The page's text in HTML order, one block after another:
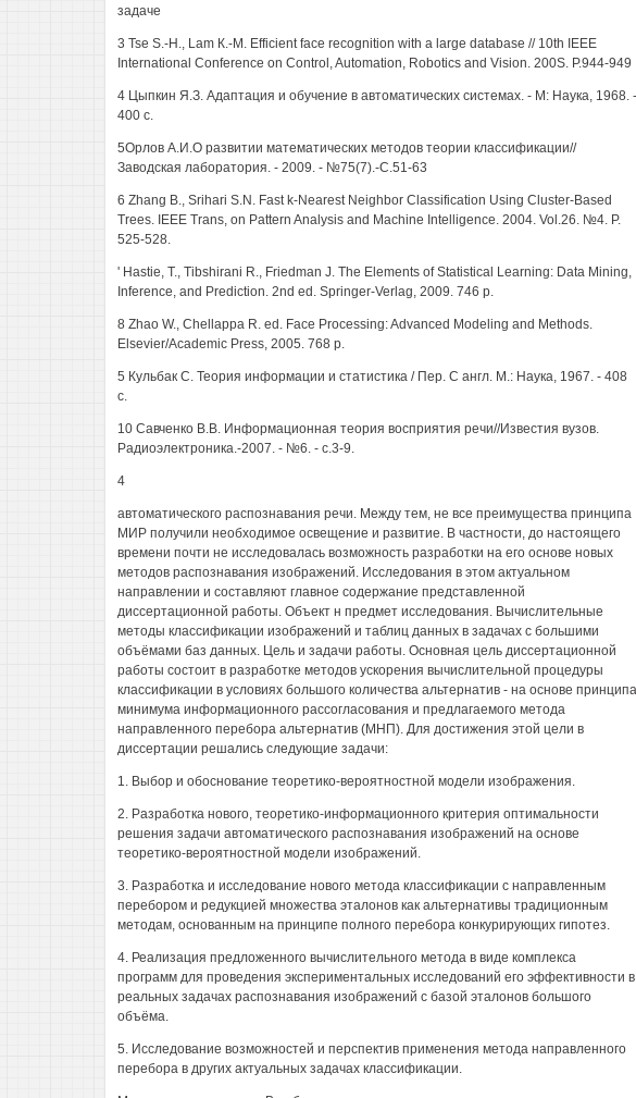
задаче
3 Tse S.-H., Lam К.-М. Efficient face recognition with a large database // 10th IEEE
International Conference on Control, Automation, Robotics and Vision. 200S. P.944-949
4 Цыпкин Я.З. Адаптация и обучение в автоматических системах. - М: Наука, 1968. -
400 с.
5Орлов А.И.О развитии математических методов теории классификации//
Заводская лаборатория. - 2009. - №75(7).-С.51-63
6 Zhang В., Srihari S.N. Fast k-Nearest Neighbor Classification Using Cluster-Based
Trees. IEEE Trans, on Pattern Analysis and Machine Intelligence. 2004. Vol.26. №4. P.
525-528.
' Hastie, Т., Tibshirani R., Friedman J. The Elements of Statistical Learning: Data Mining,
Inference, and Prediction. 2nd ed. Springer-Verlag, 2009. 746 p.
8 Zhao W., Chellappa R. ed. Face Processing: Advanced Modeling and Methods.
Elsevier/Academic Press, 2005. 768 p.
5 Кульбак С. Теория информации и статистика / Пер. С англ. М.: Наука, 1967. - 408
с.
10 Савченко В.В. Информационная теория восприятия речи//Известия вузов.
Радиоэлектроника.-2007. - №6. - с.3-9.
4
автоматического распознавания речи. Между тем, не все преимущества принципа
МИР получили необходимое освещение и развитие. В частности, до настоящего
времени почти не исследовалась возможность разработки на его основе новых
методов распознавания изображений. Исследования в этом актуальном
направлении и составляют главное содержание представленной
диссертационной работы. Объект н предмет исследования. Вычислительные
методы классификации изображений и таблиц данных в задачах с большими
объёмами баз данных. Цель и задачи работы. Основная цель диссертационной
работы состоит в разработке методов ускорения вычислительной процедуры
классификации в условиях большого количества альтернатив - на основе принципа
минимума информационного рассогласования и предлагаемого метода
направленного перебора альтернатив (МНП). Для достижения этой цели в
диссертации решались следующие задачи:
1. Выбор и обоснование теоретико-вероятностной модели изображения.
2. Разработка нового, теоретико-информационного критерия оптимальности
решения задачи автоматического распознавания изображений на основе
теоретико-вероятностной модели изображений.
3. Разработка и исследование нового метода классификации с направленным
перебором и редукцией множества эталонов как альтернативы традиционным
методам, основанным на принципе полного перебора конкурирующих гипотез.
4. Реализация предложенного вычислительного метода в виде комплекса
программ для проведения экспериментальных исследований его эффективности в
реальных задачах распознавания изображений с базой эталонов большого
объёма.
5. Исследование возможностей и перспектив применения метода направленного
перебора в других актуальных задачах классификации.